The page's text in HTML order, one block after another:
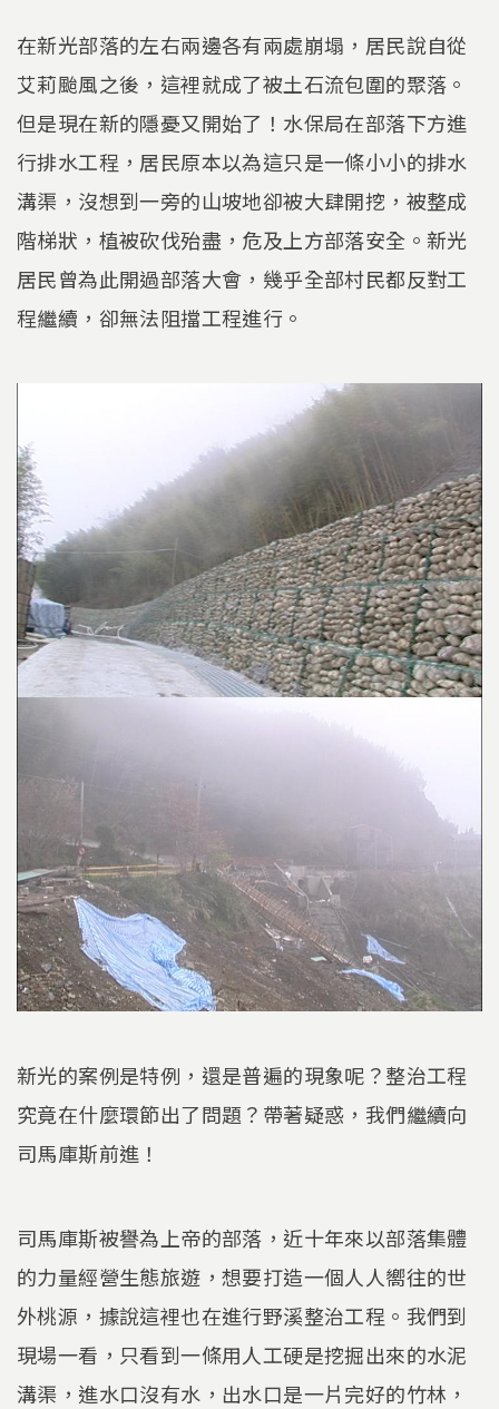
在新光部落的左右兩邊各有兩處崩塌，居民說自從
艾莉颱風之後，這裡就成了被土石流包圍的聚落。
但是現在新的隱憂又開始了！水保局在部落下方進
行排水工程，居民原本以為這只是一條小小的排水
溝渠，沒想到一旁的山坡地卻被大肆開挖，被整成
階梯狀，植被砍伐殆盡，危及上方部落安全。新光
居民曾為此開過部落大會，幾乎全部村民都反對工
程繼續，卻無法阻擋工程進行。
新光的案例是特例，還是普遍的現象呢？整治工程
究竟在什麼環節出了問題？帶著疑惑，我們繼續向
司馬庫斯前進！
司馬庫斯被譽為上帝的部落，近十年來以部落集體
的力量經營生態旅遊，想要打造一個人人嚮往的世
外桃源，據說這裡也在進行野溪整治工程。我們到
現場一看，只看到一條用人工硬是挖掘出來的水泥
溝渠，進水口沒有水，出水口是一片完好的竹林，